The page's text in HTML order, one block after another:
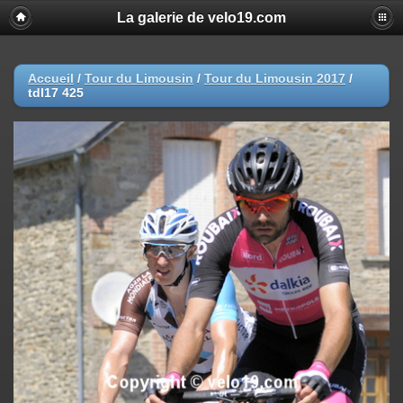
La galerie de velo19.com
Accueil / Tour du Limousin / Tour du Limousin 2017 /
tdl17 425